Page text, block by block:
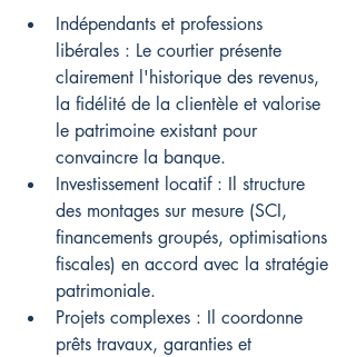
Indépendants et professions
libérales : Le courtier présente
clairement l'historique des revenus,
la fidélité de la clientèle et valorise
le patrimoine existant pour
convaincre la banque.
Investissement locatif : Il structure
des montages sur mesure (SCI,
financements groupés, optimisations
fiscales) en accord avec la stratégie
patrimoniale.
Projets complexes : Il coordonne
prêts travaux, garanties et